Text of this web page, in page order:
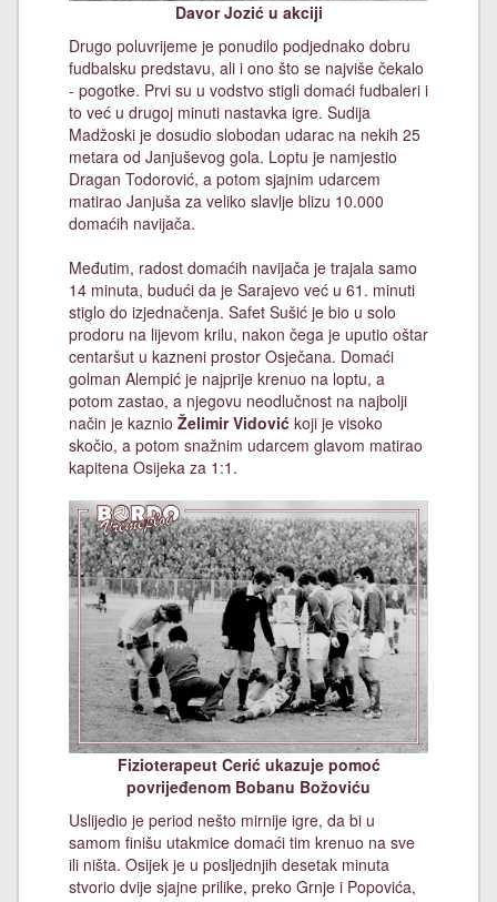
Davor Jozić u akciji
Drugo poluvrijeme je ponudilo podjednako dobru
fudbalsku predstavu, ali i ono što se najviše čekalo
- pogotke. Prvi su u vodstvo stigli domaći fudbaleri i
to već u drugoj minuti nastavka igre. Sudija
Madžoski je dosudio slobodan udarac na nekih 25
metara od Janjuševog gola. Loptu je namjestio
Dragan Todorović, a potom sjajnim udarcem
matirao Janjuša za veliko slavlje blizu 10.000
domaćih navijača.
Međutim, radost domaćih navijača je trajala samo
14 minuta, budući da je Sarajevo već u 61. minuti
stiglo do izjednačenja. Safet Sušić je bio u solo
prodoru na lijevom krilu, nakon čega je uputio oštar
centaršut u kazneni prostor Osječana. Domaći
golman Alempić je najprije krenuo na loptu, a
potom zastao, a njegovu neodlučnost na najbolji
način je kaznio Želimir Vidović koji je visoko
skočio, a potom snažnim udarcem glavom matirao
kapitena Osijeka za 1:1.
Fizioterapeut Cerić ukazuje pomoć
povrijeđenom Bobanu Božoviću
Uslijedio je period nešto mirnije igre, da bi u
samom finišu utakmice domaći tim krenuo na sve
ili ništa. Osijek je u posljednjih desetak minuta
stvorio dvije sjajne prilike, preko Grnje i Popovića,